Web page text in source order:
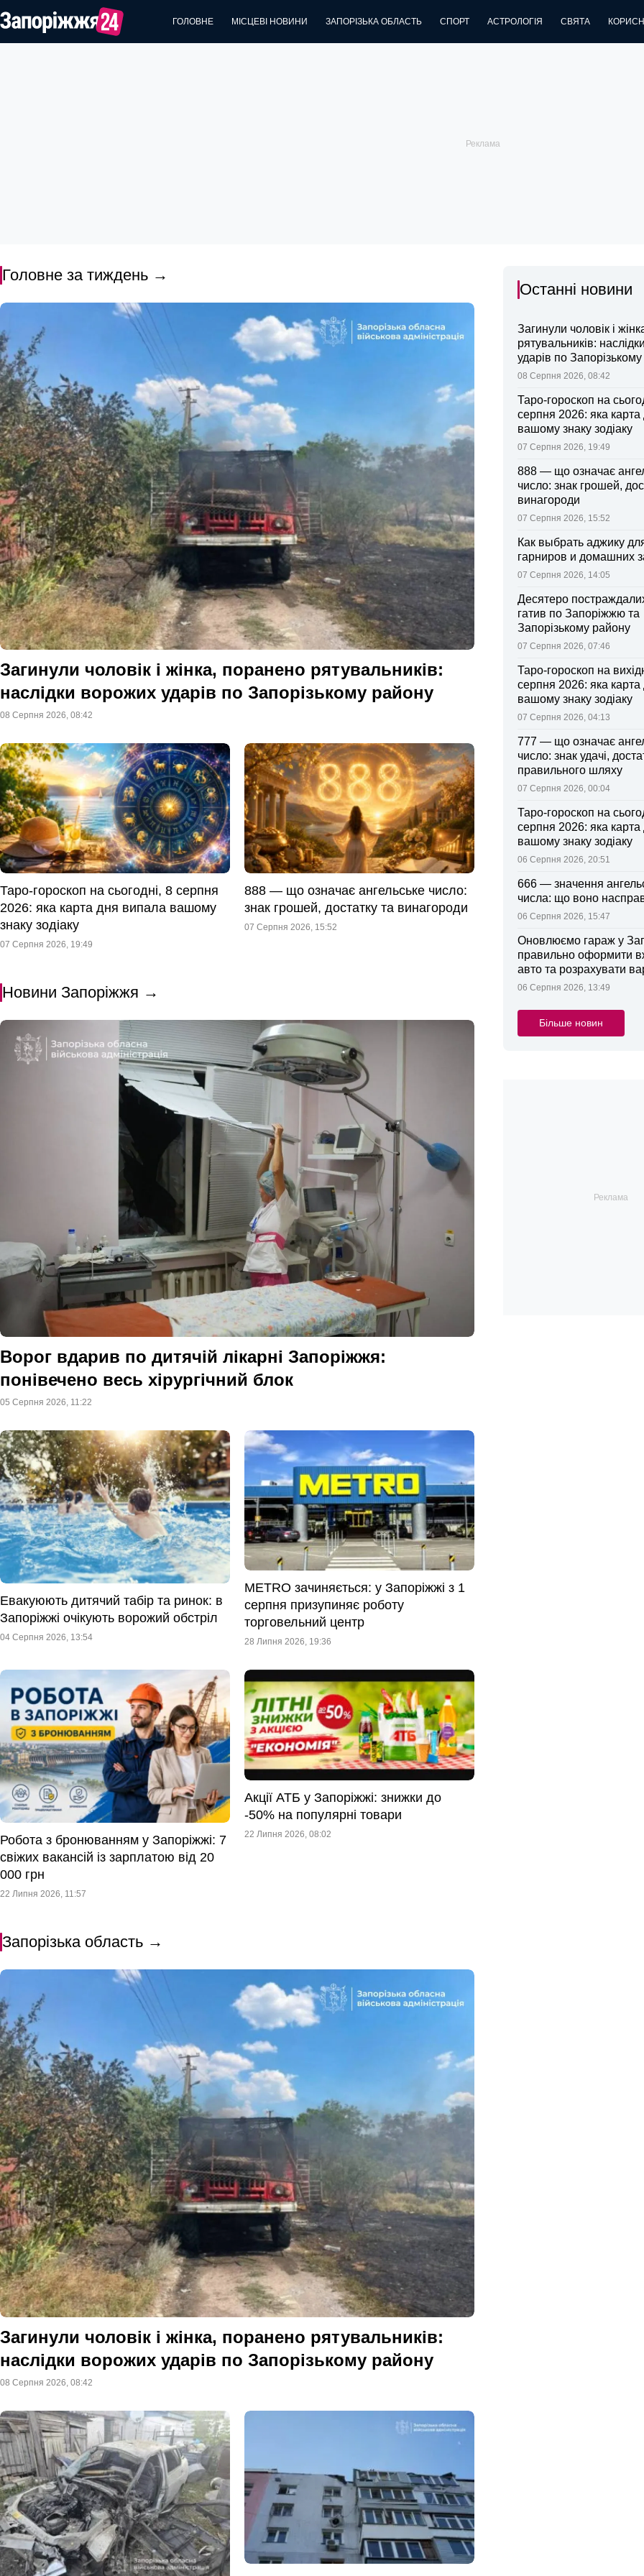
до
вмісту
ГОЛОВНЕ МІСЦЕВІ НОВИНИ ЗАПОРІЗЬКА ОБЛАСТЬ СПОРТ АСТРОЛОГІЯ СВЯТА
Головне за тиждень →
Загинули чоловік і жінка, поранено рятувальників:
наслідки ворожих ударів по Запорізькому району
08 Серпня 2026, 08:42
Таро-гороскоп на сьогодні, 8 серпня
2026: яка карта дня випала вашому
знаку зодіаку
07 Серпня 2026, 19:49
888 — що означає ангельське число:
знак грошей, достатку та винагороди
07 Серпня 2026, 15:52
Новини Запоріжжя →
Ворог вдарив по дитячій лікарні Запоріжжя:
понівечено весь хірургічний блок
05 Серпня 2026, 11:22
Евакуюють дитячий табір та ринок: в
Запоріжжі очікують ворожий обстріл
04 Серпня 2026, 13:54
METRO зачиняється: у Запоріжжі з 1
серпня призупиняє роботу
торговельний центр
28 Липня 2026, 19:36
Робота з бронюванням у Запоріжжі: 7
свіжих вакансій із зарплатою від 20
000 грн
22 Липня 2026, 11:57
Акції АТБ у Запоріжжі: знижки до
-50% на популярні товари
22 Липня 2026, 08:02
Запорізька область →
Загинули чоловік і жінка, поранено рятувальників:
наслідки ворожих ударів по Запорізькому району
08 Серпня 2026, 08:42
Останні новини
Загинули чоловік і
рятувальників:
ударів по
08 Серпня 2026, 08:42
Таро-гороскоп на
серпня 2026: яка
вашому знаку зодіаку
07 Серпня 2026, 19:49
888 — що означає
число: знак грошей,
винагороди
07 Серпня 2026, 15:52
Как выбрать аджику
гарниров и домашних
07 Серпня 2026, 14:05
Десятеро
гатив по Запоріжжю та
Запорізькому району
07 Серпня 2026, 07:46
Таро-гороскоп на
серпня 2026: яка
вашому знаку зодіаку
07 Серпня 2026, 04:13
777 — що означає
число: знак удачі,
правильного шляху
07 Серпня 2026, 00:04
Таро-гороскоп на
серпня 2026: яка
вашому знаку зодіаку
06 Серпня 2026, 20:51
666 — значення
числа: що воно
06 Серпня 2026, 15:47
Оновлюємо гараж у
правильно оформити
авто та розрахувати
поліса
06 Серпня 2026, 13:49
Більше новин